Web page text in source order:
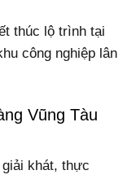
thúc lộ trình tại
công nghiệp lân
Vũng Tàu
khát, thực